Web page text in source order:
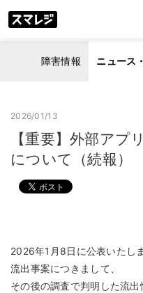
障害情報 ニュース
2026/01/13
【重要】外部アプ
について（続報）
2026年1月8日に公表いたし
流出事案につきまして、
その後の調査で判明した流